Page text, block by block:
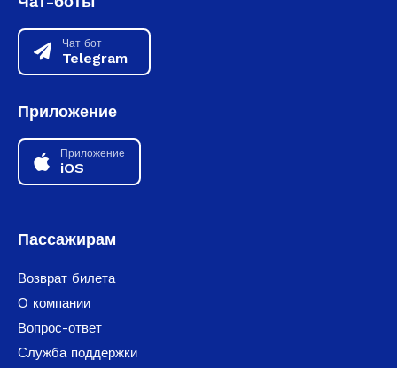
Чат бот
Telegram
Приложение
Приложение
iOS
Пассажирам
Возврат билета
О компании
Вопрос-ответ
Служба поддержки